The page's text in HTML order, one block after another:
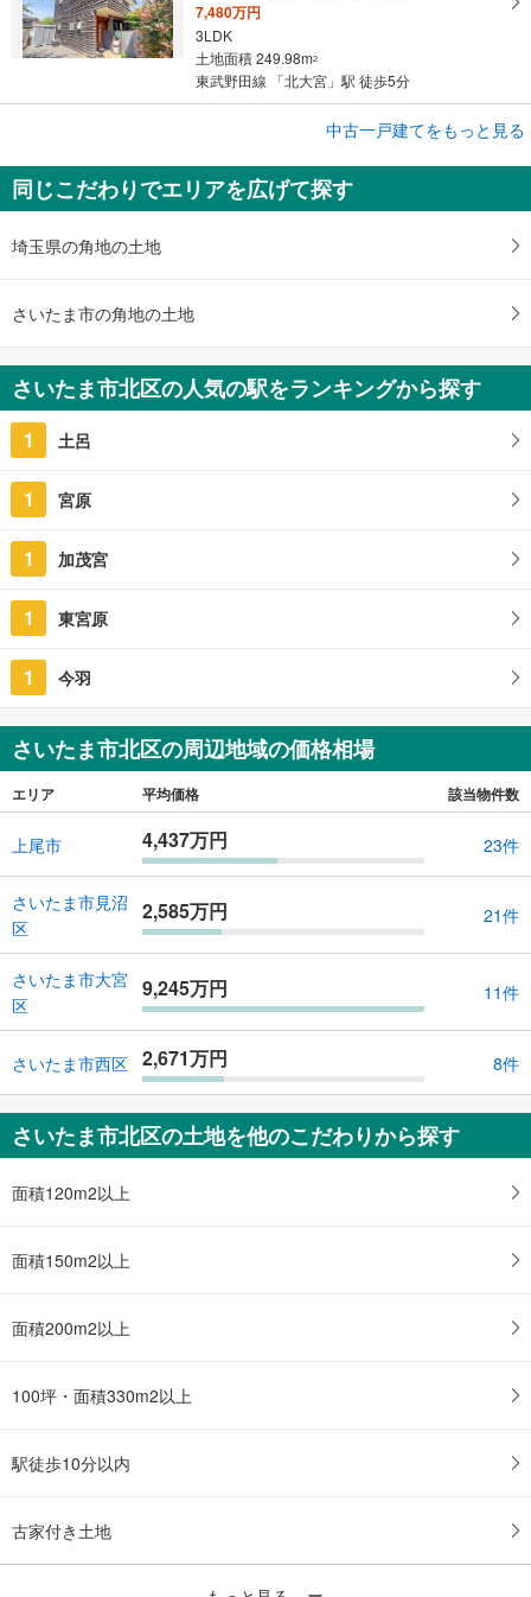
7,480万円
3LDK
土地面積 249.98m2
東武野田線 「北大宮」駅 徒歩5分
さいたま市北区別所町
3,049万円
4LDK
中古一戸建てをもっと見る
同じこだわりでエリアを広げて探す
埼玉県の角地の土地
さいたま市の角地の土地
さいたま市北区の人気の駅をランキングから探す
1 土呂
1 宮原
1 加茂宮
1 東宮原
1 今羽
さいたま市北区の周辺地域の価格相場
エリア 平均価格 該当物件数
上尾市 4,437万円 23件
さいたま市見沼
区
2,585万円 21件
さいたま市大宮
区
9,245万円 11件
さいたま市西区 2,671万円 8件
さいたま市北区の土地を他のこだわりから探す
面積120m2以上
面積150m2以上
面積200m2以上
100坪・面積330m2以上
駅徒歩10分以内
古家付き土地